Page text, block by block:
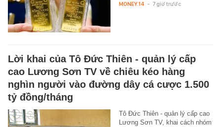
MONEY.14 - 7 giờ trước
Lời khai của Tô Đức Thiên - quản lý cấp
cao Lương Sơn TV về chiêu kéo hàng
nghìn người vào đường dây cá cược 1.500
tỷ đồng/tháng
Tô Đức Thiên - quản lý cấp cao
Lương Sơn TV, khai cách nhóm